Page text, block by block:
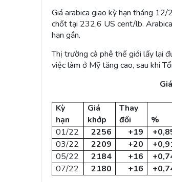
Giá arabica giao kỳ hạn tháng
chốt tại 232,6 US cent/lb.
hạn gần.
Thị trường cà phê thế giới lấy lại
việc làm ở Mỹ tăng cao, sau khi
Kỳ
hạn
Giá
khớp
Thay
đổi
%
01/22
2256 +19
03/22
2209 +20
05/22
2184 +16
07/22
2180 +16